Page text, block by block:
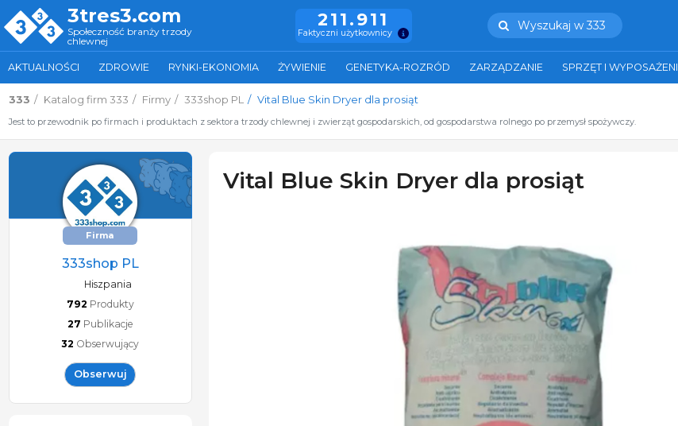
3tres3.com
Społeczność branży trzody
chlewnej
211.911
Faktyczni użytkownicy
Wyszukaj w 333
AKTUALNOŚCI ZDROWIE RYNKI-EKONOMIA ŻYWIENIE GENETYKA-ROZRÓD ZARZĄDZANIE SPRZĘT I
333 Katalog firm 333 Firmy 333shop PL Vital Blue Skin Dryer dla prosiąt
Jest to przewodnik po firmach i produktach z sektora trzody chlewnej i zwierząt gospodarskich, od gospodarstwa rolnego po przemysł spożywczy.
Firma
333shop PL
Hiszpania
792 Produkty
27 Publikacje
32 Obserwujący
Obserwuj
Vital Blue Skin Dryer dla prosiąt